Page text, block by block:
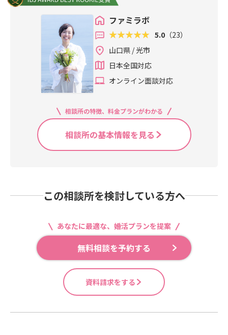
ファミラボ
5.0 （23）
山口県 / 光市
日本全国対応
オンライン面談対応
相談所の特徴、料金プランがわかる
相談所の基本情報を見る
この相談所を検討している方へ
あなたに最適な、婚活プランを提案
無料相談を予約する
資料請求をする